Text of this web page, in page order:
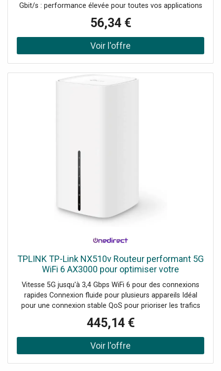
Gbit/s : performance élevée pour toutes vos applications
Modèle non-géré : facile à utiliser et rapide à installer
Qualité de service (QoS) : priorisation intelligente du flux
Support PoE : alimentez vos dispositifs via le même câble
réseau Boîtier métallique sans ventilateur –
56,34 €
TPLINK TP-Link NX510v Routeur performant 5G
WiFi 6 AX3000 pour optimiser votre
connectivité
Vitesse 5G jusqu'à 3,4 Gbps WiFi 6 pour des connexions
rapides Connexion fluide pour plusieurs appareils Idéal
pour une connexion stable QoS pour prioriser les trafics
essentiels Sauvegarde 4G LTE pour connexion continue
Sécurité renforcée des données Gestion via le contrôleur
Omada cloud
445,14 €